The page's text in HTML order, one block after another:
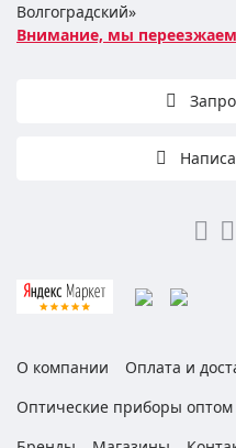
Волгоградский»
Внимание, мы
О компании
Оплата и
Оптические приборы оптом